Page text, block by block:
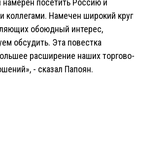
посетить Россию и
коллегами. Намечен широкий круг
обоюдный интерес,
обсудить. Эта повестка
расширение наших торгово-
- сказал Папоян.